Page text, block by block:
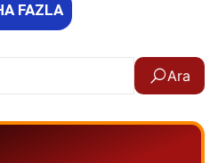
FAZLA
Ara